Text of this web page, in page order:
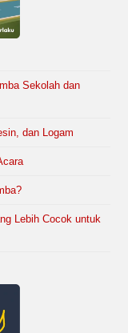
Sekolah dan
dan Logam
Lebih Cocok untuk